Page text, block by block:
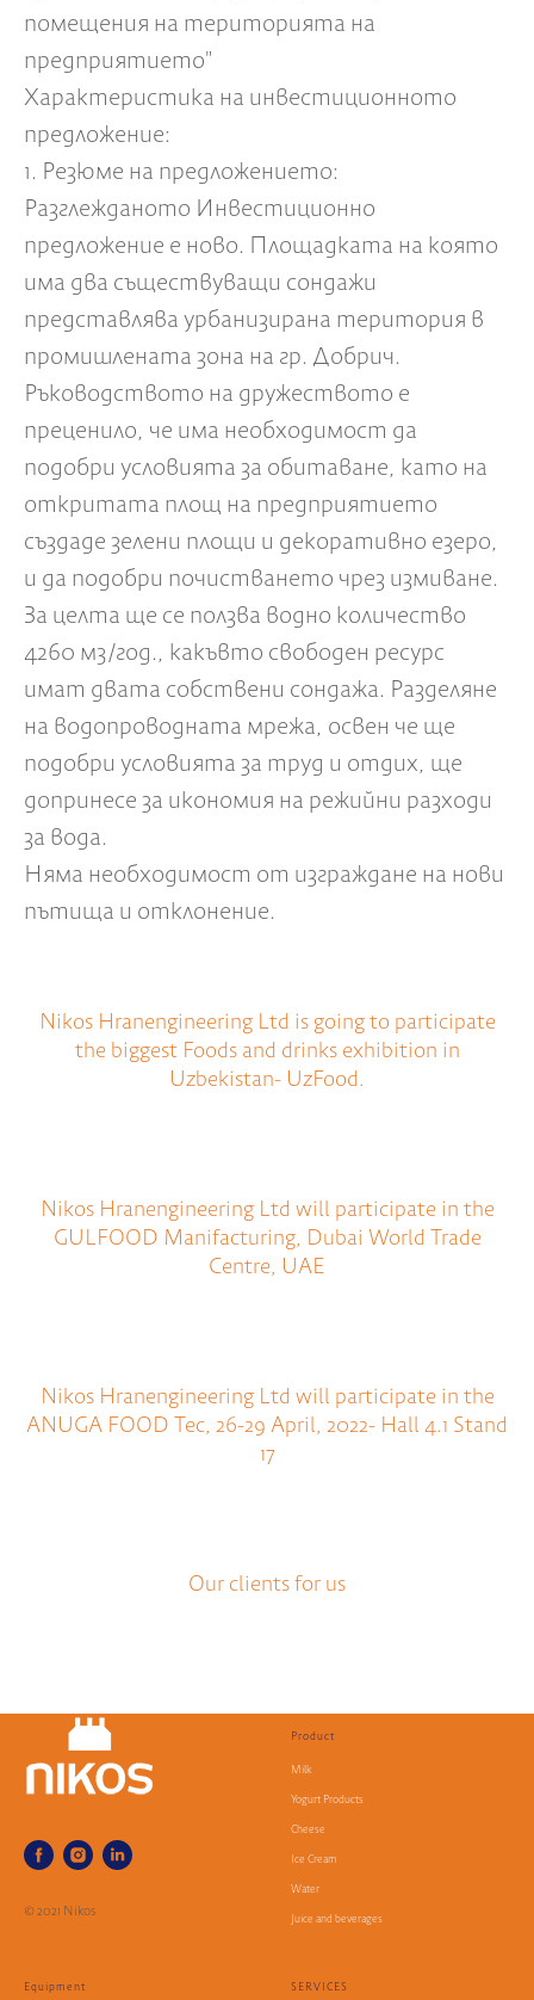
помещения на територията на
предприятието"
Характеристика на инвестиционното
предложение:
1. Резюме на предложението:
Разглежданото Инвестиционно
предложение е ново. Площадката на която
има два съществуващи сондажи
представлява урбанизирана територия в
промишлената зона на гр. Добрич.
Ръководството на дружеството е
преценило, че има необходимост да
подобри условията за обитаване, като на
откритата площ на предприятието
създаде зелени площи и декоративно езеро,
и да подобри почистването чрез измиване.
За целта ще се ползва водно количество
4260 м3/год., какъвто свободен ресурс
имат двата собствени сондажа. Разделяне
на водопроводната мрежа, освен че ще
подобри условията за труд и отдих, ще
допринесе за икономия на режийни разходи
за вода.
Няма необходимост от изграждане на нови
пътища и отклонение.
Nikos Hranengineering Ltd is going to participate
the biggest Foods and drinks exhibition in
Uzbekistan- UzFood.
Nikos Hranengineering Ltd will participate in the
GULFOOD Manifacturing, Dubai World Trade
Centre, UAE
Nikos Hranengineering Ltd will participate in the
ANUGA FOOD Tec, 26-29 April, 2022- Hall 4.1 Stand
17
Our clients for us
© 2021 Nikos
Product
Milk
Yogurt Products
Cheese
Ice Cream
Water
Juice and beverages
Equipment SERVICES